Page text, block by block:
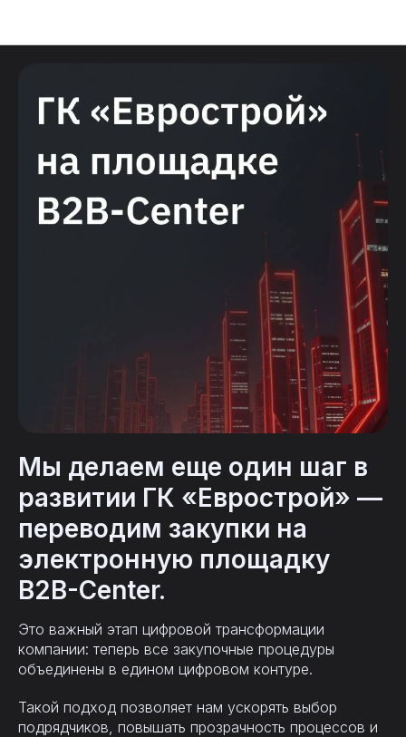
Мы делаем еще один шаг в
развитии ГК «Еврострой» —
переводим закупки на
электронную площадку
B2B-Center.
Это важный этап цифровой трансформации
компании: теперь все закупочные процедуры
объединены в едином цифровом контуре.
Такой подход позволяет нам ускорять выбор
подрядчиков, повышать прозрачность процессов и